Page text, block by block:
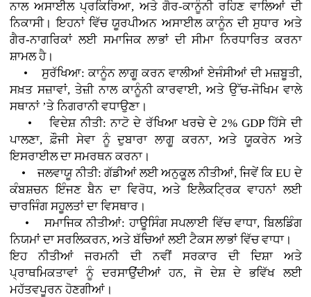
ਨਾਲ ਅਸਾਈਲ ਪ੍ਰਕਿਰਿਆ, ਅਤੇ ਗੈਰ-ਕਾਨੂੰਨੀ ਰਹਿਣ ਵਾਲਿਆਂ ਦੀ
ਨਿਕਾਸੀ। ਇਹਨਾਂ ਵਿੱਚ ਯੂਰਪੀਅਨ ਅਸਾਈਲ ਕਾਨੂੰਨ ਦੀ ਸੁਧਾਰ ਅਤੇ
ਗੈਰ-ਨਾਗਰਿਕਾਂ ਲਈ ਸਮਾਜਿਕ ਲਾਭਾਂ ਦੀ ਸੀਮਾ ਨਿਰਧਾਰਿਤ ਕਰਨਾ
ਸ਼ਾਮਲ ਹੈ।
• ਸੁਰੱਖਿਆ: ਕਾਨੂੰਨ ਲਾਗੂ ਕਰਨ ਵਾਲੀਆਂ ਏਜੰਸੀਆਂ ਦੀ ਮਜ਼ਬੂਤੀ,
ਸਖ਼ਤ ਸਜ਼ਾਵਾਂ, ਤੇਜ਼ੀ ਨਾਲ ਕਾਨੂੰਨੀ ਕਾਰਵਾਈ, ਅਤੇ ਉੱਚ-ਜੋਖਿਮ ਵਾਲੇ
ਸਥਾਨਾਂ ’ਤੇ ਨਿਗਰਾਨੀ ਵਧਾਉਣਾ।
• ਵਿਦੇਸ਼ ਨੀਤੀ: ਨਾਟੋ ਦੇ ਰੱਖਿਆ ਖਰਚੇ ਦੇ 2% GDP ਹਿੱਸੇ ਦੀ
ਪਾਲਣਾ, ਫ਼ੌਜੀ ਸੇਵਾ ਨੂੰ ਦੁਬਾਰਾ ਲਾਗੂ ਕਰਨਾ, ਅਤੇ ਯੂਕਰੇਨ ਅਤੇ
ਇਸਰਾਈਲ ਦਾ ਸਮਰਥਨ ਕਰਨਾ।
• ਜਲਵਾਯੂ ਨੀਤੀ: ਗੱਡੀਆਂ ਲਈ ਅਨੁਕੂਲ ਨੀਤੀਆਂ, ਜਿਵੇਂ ਕਿ EU ਦੇ
ਕੰਬਸ਼ਚਨ ਇੰਜਣ ਬੈਨ ਦਾ ਵਿਰੋਧ, ਅਤੇ ਇਲੈਕਟ੍ਰਿਕ ਵਾਹਨਾਂ ਲਈ
ਚਾਰਜਿੰਗ ਸਹੂਲਤਾਂ ਦਾ ਵਿਸਥਾਰ।
• ਸਮਾਜਿਕ ਨੀਤੀਆਂ: ਹਾਊਸਿੰਗ ਸਪਲਾਈ ਵਿੱਚ ਵਾਧਾ, ਬਿਲਡਿੰਗ
ਨਿਯਮਾਂ ਦਾ ਸਰਲਿਕਰਨ, ਅਤੇ ਬੱਚਿਆਂ ਲਈ ਟੈਕਸ ਲਾਭਾਂ ਵਿੱਚ ਵਾਧਾ।
ਇਹ ਨੀਤੀਆਂ ਜਰਮਨੀ ਦੀ ਨਵੀਂ ਸਰਕਾਰ ਦੀ ਦਿਸ਼ਾ ਅਤੇ
ਪ੍ਰਾਥਮਿਕਤਾਵਾਂ ਨੂੰ ਦਰਸਾਉਂਦੀਆਂ ਹਨ, ਜੋ ਦੇਸ਼ ਦੇ ਭਵਿੱਖ ਲਈ
ਮਹੱਤਵਪੂਰਨ ਹੋਣਗੀਆਂ।